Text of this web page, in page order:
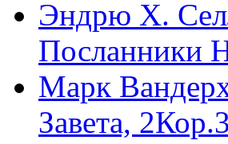
Эндрю Х.
Посланники
Марк
Завета,